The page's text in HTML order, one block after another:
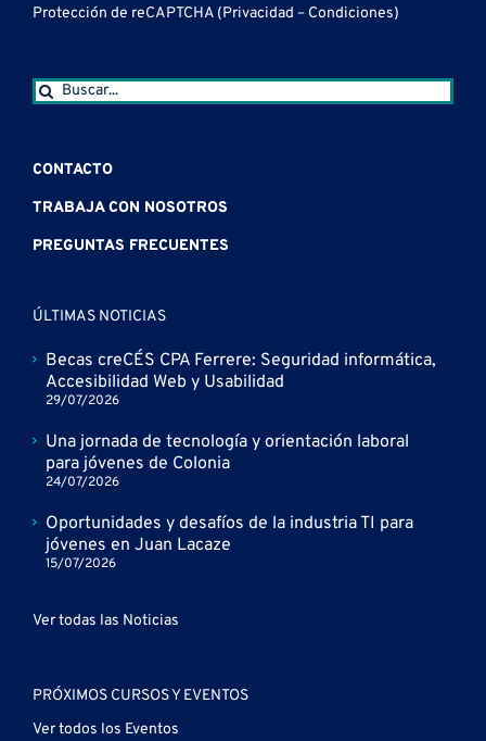
Protección de reCAPTCHA (Privacidad – Condiciones)
Buscar:
CONTACTO
TRABAJA CON NOSOTROS
PREGUNTAS FRECUENTES
ÚLTIMAS NOTICIAS
Becas creCÉS CPA Ferrere: Seguridad informática,
Accesibilidad Web y Usabilidad
29/07/2026
Una jornada de tecnología y orientación laboral
para jóvenes de Colonia
24/07/2026
Oportunidades y desafíos de la industria TI para
jóvenes en Juan Lacaze
15/07/2026
Ver todas las Noticias
PRÓXIMOS CURSOS Y EVENTOS
Ver todos los Eventos